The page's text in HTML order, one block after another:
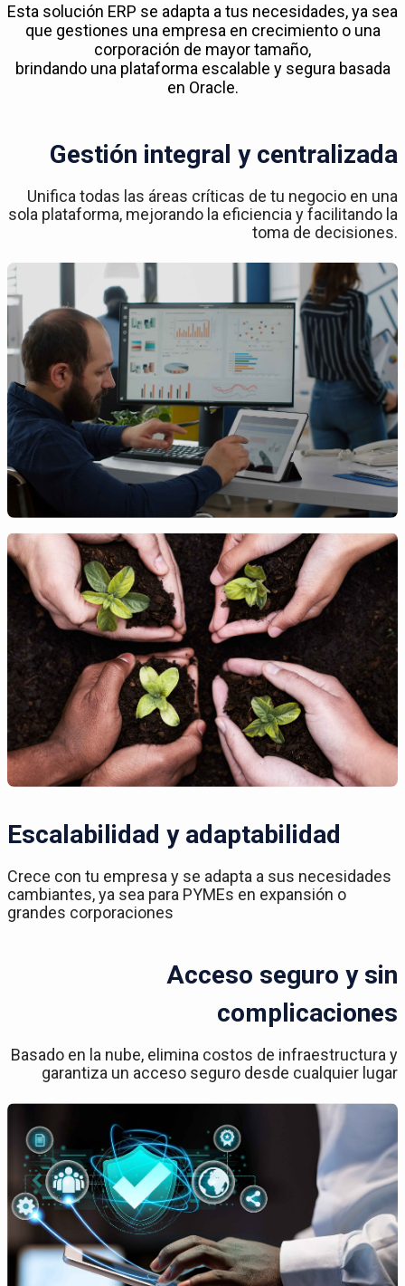
Esta solución ERP se adapta a tus necesidades, ya sea
que gestiones una empresa en crecimiento o una
corporación de mayor tamaño,
brindando una plataforma escalable y segura basada
en Oracle.
Gestión integral y centralizada
Unifica todas las áreas críticas de tu negocio en una
sola plataforma, mejorando la eficiencia y facilitando la
toma de decisiones.
Escalabilidad y adaptabilidad
Crece con tu empresa y se adapta a sus necesidades
cambiantes, ya sea para PYMEs en expansión o
grandes corporaciones
Acceso seguro y sin
complicaciones
Basado en la nube, elimina costos de infraestructura y
garantiza un acceso seguro desde cualquier lugar